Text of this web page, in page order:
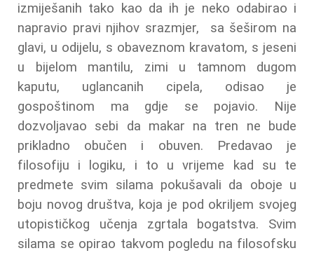
izmiješanih tako kao da ih je neko odabirao i
napravio pravi njihov srazmjer, sa šeširom na
glavi, u odijelu, s obaveznom kravatom, s jeseni
u bijelom mantilu, zimi u tamnom dugom
kaputu, uglancanih cipela, odisao je
gospoštinom ma gdje se pojavio. Nije
dozvoljavao sebi da makar na tren ne bude
prikladno obučen i obuven. Predavao je
filosofiju i logiku, i to u vrijeme kad su te
predmete svim silama pokušavali da oboje u
boju novog društva, koja je pod okriljem svojeg
utopističkog učenja zgrtala bogatstva. Svim
silama se opirao takvom pogledu na filosofsku